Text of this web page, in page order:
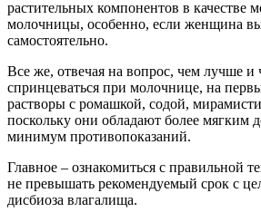
растительных компонентов в качестве
молочницы, особенно, если женщина
самостоятельно.
Все же, отвечая на вопрос, чем лучше
спринцеваться при молочнице, на
растворы с ромашкой, содой,
поскольку они обладают более мягким
минимум противопоказаний.
Главное – ознакомиться с правильной
не превышать рекомендуемый срок с
дисбиоза влагалища.